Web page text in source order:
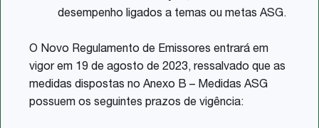
desempenho ligados a temas ou metas ASG.
O Novo Regulamento de Emissores entrará em
vigor em 19 de agosto de 2023, ressalvado que as
medidas dispostas no Anexo B – Medidas ASG
possuem os seguintes prazos de vigência: